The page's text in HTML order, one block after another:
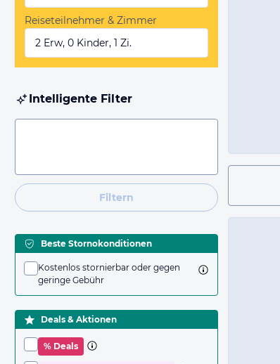
Reiseteilnehmer & Zimmer
2 Erw, 0 Kinder, 1 Zi.
Intelligente Filter
Filtern
Beste Stornokonditionen
Kostenlos stornierbar oder gegen
geringe Gebühr
Deals & Aktionen
% Deals